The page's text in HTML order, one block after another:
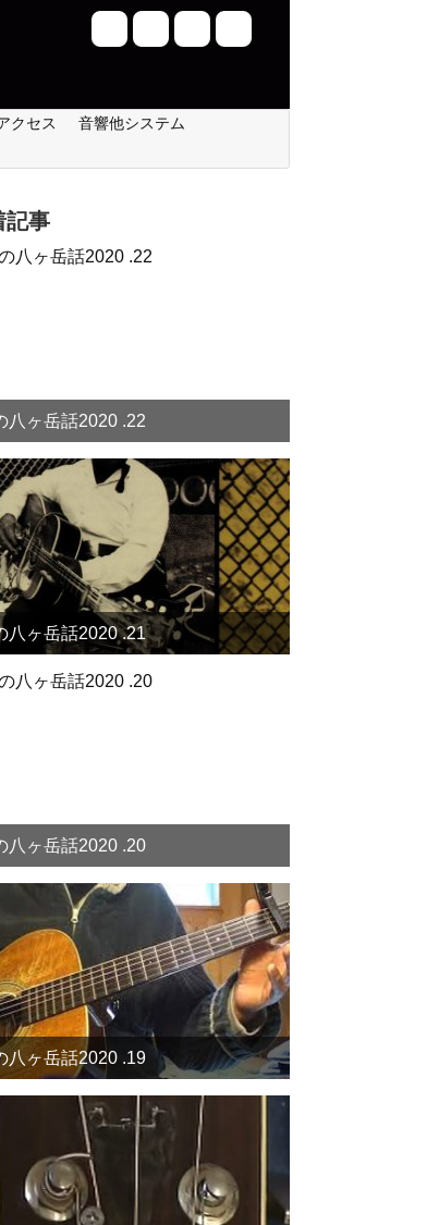
クセス
音響他システム
記事
八ヶ岳話2020 .22
八ヶ岳話2020 .21
八ヶ岳話2020 .20
八ヶ岳話2020 .19